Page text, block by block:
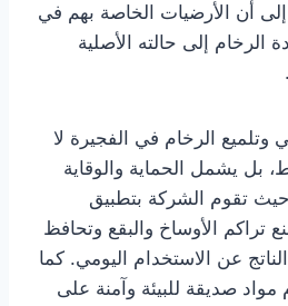
أن الأرضيات الخاصة بهم في
الرخام إلى حالته الأصلية
وتلميع الرخام في الفجيرة لا
بل يشمل الحماية والوقاية
تقوم الشركة بتطبيق
تراكم الأوساخ والبقع وتحافظ
عن الاستخدام اليومي. كما
صديقة للبيئة وآمنة على